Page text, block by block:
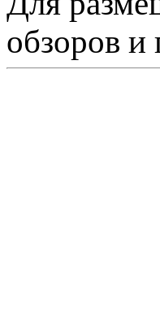
обзоров и